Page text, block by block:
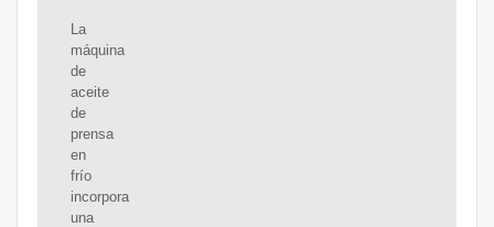
La
máquina
de
aceite
de
prensa
en
frío
incorpora
una